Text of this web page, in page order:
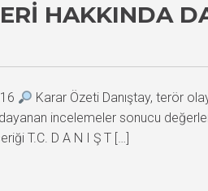
HAKKINDA
Karar Özeti Danıştay, terör
incelemeler sonucu
T.C. D A N I Ş T […]